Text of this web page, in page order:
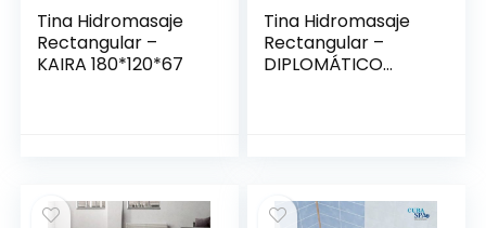
Tina Hidromasaje
Rectangular –
KAIRA 180*120*67
Tina Hidromasaje
Rectangular –
DIPLOMÁTICO